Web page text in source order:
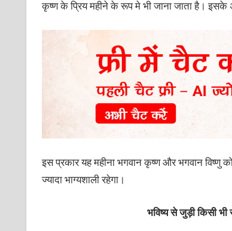
कृष्ण के प्रिय महीने के रूप मे भी जाना जाता है। इसके
इस प्रकार यह महीना भगवान कृष्ण और भगवान विष्‍णु
ज्यादा भाग्यशाली रहेगा।
भविष्य से जुड़ी किसी